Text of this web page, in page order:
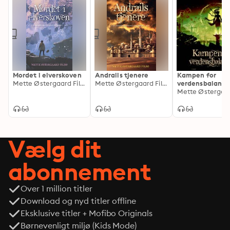
Mordet i elverskoven
Mette Østergaard Filsø
Andrails tjenere
Mette Østergaard Filsø
Kampen for
Vælg dit
abonnement
Over 1 million titler
Download og nyd titler offline
Eksklusive titler + Mofibo Originals
Børnevenligt miljø (Kids Mode)